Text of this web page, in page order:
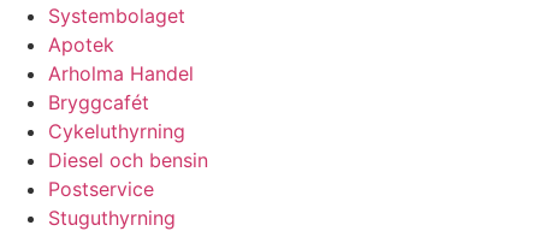
Systembolaget
Apotek
Arholma Handel
Bryggcafét
Cykeluthyrning
Diesel och bensin
Postservice
Stuguthyrning